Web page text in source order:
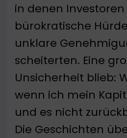
in denen
bürokratische
unklare
scheiterten. Eine
Unsicherheit blieb:
wenn ich mein
und es nicht
Die Geschichten